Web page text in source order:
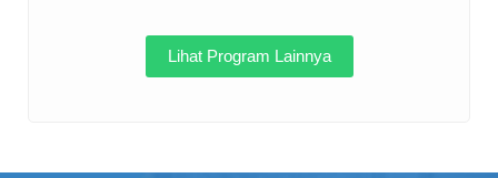
Lihat Program Lainnya